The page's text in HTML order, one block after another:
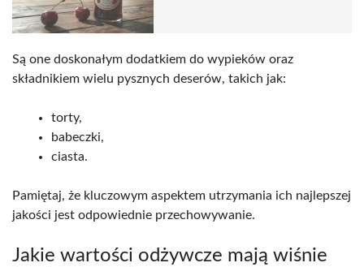
Są one doskonałym dodatkiem do wypieków oraz
składnikiem wielu pysznych deserów, takich jak:
torty,
babeczki,
ciasta.
Pamiętaj, że kluczowym aspektem utrzymania ich najlepszej
jakości jest odpowiednie przechowywanie.
Jakie wartości odżywcze mają wiśnie